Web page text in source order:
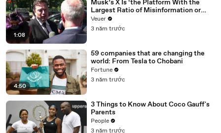
1:08
Musk’s X Is ‘the Platform With the
Largest Ratio of Misinformation or
Disinformation’ Amongst All Social
Media Platforms
Veuer
3 năm trước
4:50
59 companies that are changing the
world: From Tesla to Chobani
Fortune
3 năm trước
3 Things to Know About Coco Gauff's
Parents
People
3 năm trước